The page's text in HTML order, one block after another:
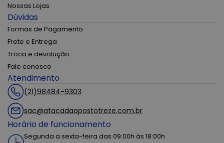
Nossas Lojas
Dúvidas
Formas de Pagamento
Frete e Entrega
Troca e devolução
Fale conosco
Atendimento
(21)98484-9303
sac@atacadaopostotreze.com.br
Horário de funcionamento
Segunda a sexta-feira das 09:00h às 18:00h